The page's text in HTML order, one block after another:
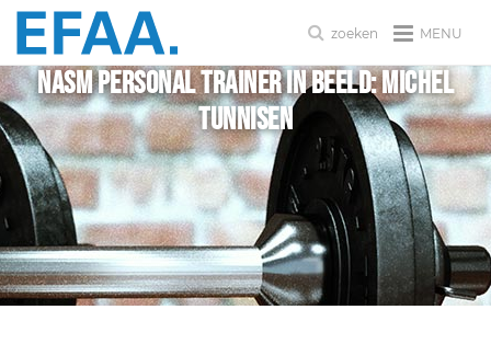
MENU
zoeken
NASM Personal Trainer in beeld: Michel
Tunnisen